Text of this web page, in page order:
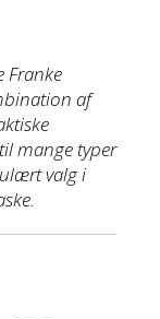
Franke
af
mange typer
valg i